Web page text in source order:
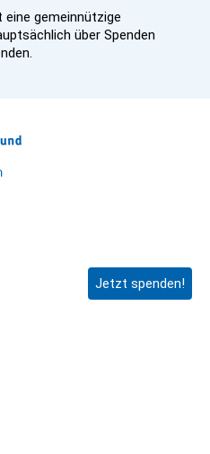
eine gemeinnützige
über Spenden
Jetzt spenden!